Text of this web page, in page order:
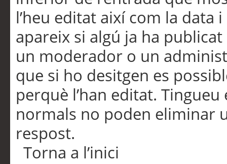
l’heu editat així com la data
apareix si algú ja ha
un moderador o un
que si ho desitgen es
perquè l’han editat.
normals no poden eliminar
respost.
Torna a l’inici